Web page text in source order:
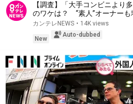
【調査】「大手コンビニより
のワケは？ “素人”オーナー
クリは 「プロの目利き」は
ルも増加｜newsランナー〈カ
カンテレNEWS • 14K views
New
Auto-dubbed